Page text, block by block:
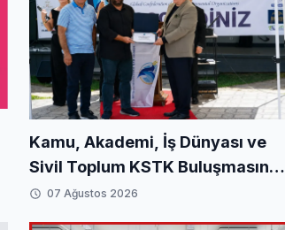
Kamu, Akademi, İş Dünyası ve
Sivil Toplum KSTK Buluşmasında
Bir Araya Geldi
07 Ağustos 2026